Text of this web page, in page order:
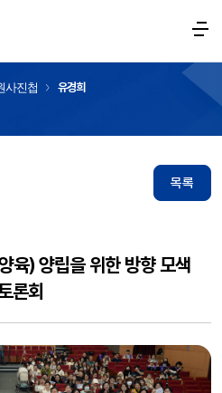
사진첩 유경희
목록
육) 양립을 위한 방향 모색
론회